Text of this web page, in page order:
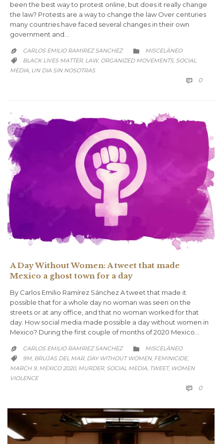
been the best way to protest online, but does it really change
the law? Protests are a way to change the law Over centuries
many countries have faced several changes in their own
government and…
 CARLOS EMILIO RAMIREZ SANCHEZ  CATEGORY
MISCELÁNEO
 CATEGORY
BLACK LIVES MATTER, LAW, ORGANIZED MOVEMENTS, SOCIAL
MEDIA, UN DIA SIN NOSOTRAS
 0
A Day Without Women: A tweet that made
Mexico a ghost town for a day
By Carlos Emilio Ramírez Sánchez A tweet that made it
possible that for a whole day no woman was seen on the
streets or at any office, and that no woman worked for that
day. How social media made possible a day without women in
Mexico? During the first couple of months of 2020 Mexico…
 CARLOS EMILIO RAMIREZ SANCHEZ  CATEGORY
MISCELÁNEO
 CATEGORY
9M, BRUJAS DEL MAR, DAY WITHOUT WOMEN, FEMINICIDE,
MARCH 9, MEXICO 2020, MURDER, SOCIAL MEDIA, TWEET, WOMEN
VIOLENCE
 0